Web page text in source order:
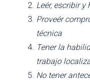
Leér, escribir y
Proveér
técnica
Tener la
trabajo
No tener